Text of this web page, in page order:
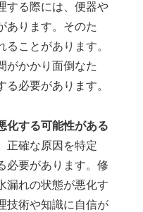
する際には、便器や
あります。そのた
ことがあります。
がかかり面倒なた
必要があります。
化する可能性がある
正確な原因を特定
必要があります。修
漏れの状態が悪化す
技術や知識に自信が